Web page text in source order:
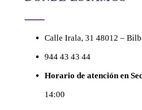
Calle Irala, 31 48012 –
944 43 43 44
Horario de atención en
14:00